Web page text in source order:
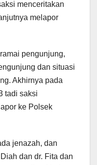
menceritakan
melapor
pengunjung,
dan situasi
Akhirnya pada
tadi saksi
ke Polsek
jenazah, dan
dan dr. Fita dan